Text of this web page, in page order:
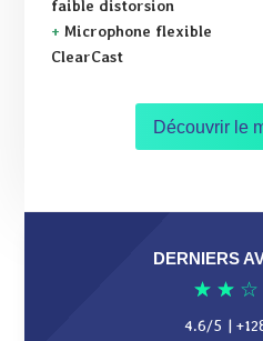
faible distorsion
+ Microphone flexible
ClearCast
Découvrir le
DERNIERS
★ ★ ☆
4.6/5 |